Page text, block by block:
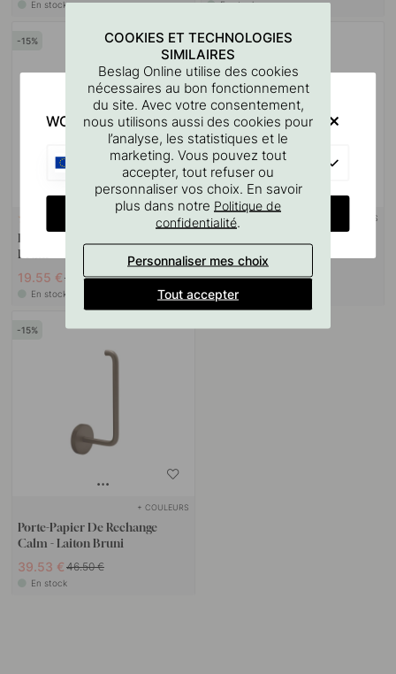
En stock En stock
15
+ COULEURS
Patère Simple Calm - Laiton
Bruni
19.55 € 23 €
En stock
15
+ COULEURS
Laiton Bruni
39.53 €46.50 €
En stock
15
+ COULEURS
Porte-Papier De Rechange
Calm - Laiton Bruni
39.53 € 46.50 €
En stock
COOKIES ET TECHNOLOGIES
SIMILAIRES
Beslag Online utilise des cookies
nécessaires au bon fonctionnement
du site. Avec votre consentement,
nous utilisons aussi des cookies pour
l’analyse, les statistiques et le
marketing. Vous pouvez tout
accepter, tout refuser ou
personnaliser vos choix. En savoir
plus dans notre Politique de
confidentialité.
Personnaliser mes choix
Tout accepter
WOULD YOU RATHER VISIT?
CHANGE COUNTRY